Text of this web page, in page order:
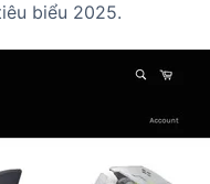
biểu 2025.